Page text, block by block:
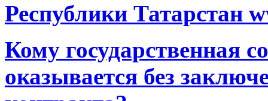
Республики Татарстан
Кому государственная
оказывается без